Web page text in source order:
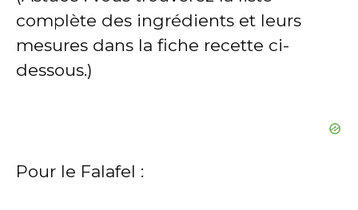
complète des ingrédients et leurs
mesures dans la fiche recette ci-
dessous.)
Pour le Falafel :